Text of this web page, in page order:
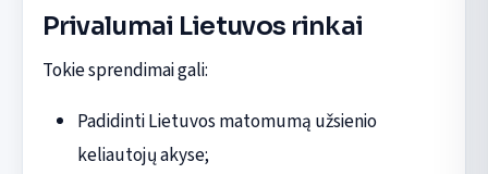
Privalumai Lietuvos rinkai
Tokie sprendimai gali:
Padidinti Lietuvos matomumą užsienio
keliautojų akyse;